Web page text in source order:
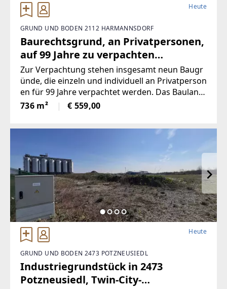
Heute
GRUND UND BODEN 2112 HARMANNSDORF
Baurechtsgrund, an Privatpersonen,
auf 99 Jahre zu verpachten
(Provisionsfrei)
Zur Verpachtung stehen insgesamt neun Baugr
ünde, die einzeln und individuell an Privatperson
en für 99 Jahre verpachtet werden. Das Baulandi
st bereits fertig
736 m² € 559,00
Heute
GRUND UND BODEN 2473 POTZNEUSIEDL
Industriegrundstück in 2473
Potzneusiedl, Twin-City-